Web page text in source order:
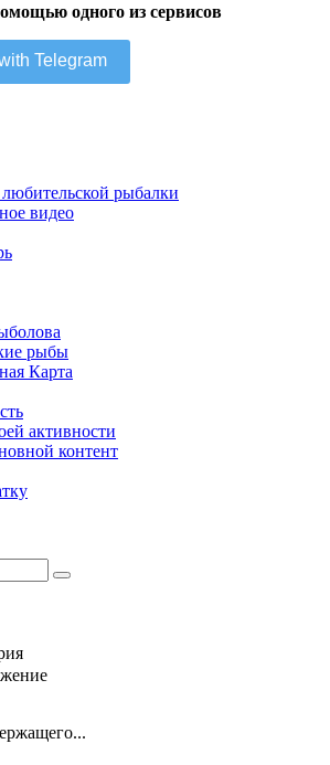
одного из сервисов
рыбалки
видео
рыбы
Карта
активности
контент